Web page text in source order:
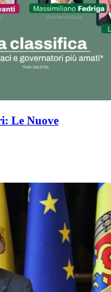
Le Nuove